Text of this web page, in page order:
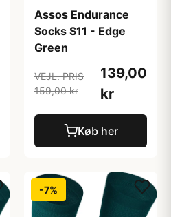
Assos Endurance
Socks S11 - Edge
Green
VEJL. PRIS
159,00 kr
139,00
kr
Køb her
-7%